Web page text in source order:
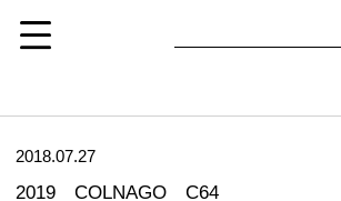
2018.07.27
2019 COLNAGO C64